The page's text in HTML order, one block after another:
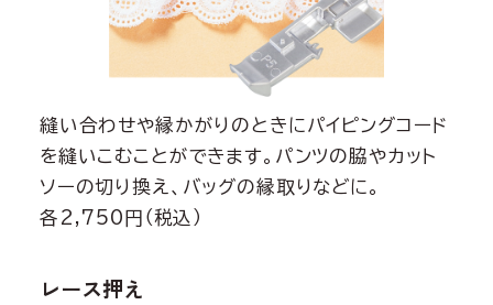
縫い合わせや縁かがりのときにパイピングコード
を縫いこむことができます。パンツの脇やカット
ソーの切り換え、バッグの縁取りなどに。
各2,750円（税込）
レース押え